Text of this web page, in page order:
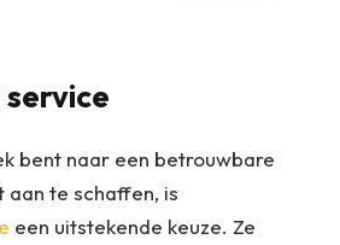
bent naar een betrouwbare
aan te schaffen, is
een uitstekende keuze. Ze